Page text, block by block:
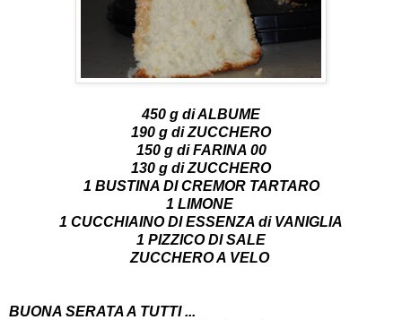
450 g di ALBUME
190 g di ZUCCHERO
150 g di FARINA 00
130 g di ZUCCHERO
1 BUSTINA DI CREMOR TARTARO
1 LIMONE
1 CUCCHIAINO DI ESSENZA di VANIGLIA
1 PIZZICO DI SALE
ZUCCHERO A VELO
BUONA SERATA A TUTTI ...